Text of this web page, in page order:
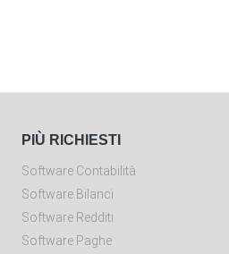
PIÙ RICHIESTI
Software Contabilità
Software Bilanci
Software Redditi
Software Paghe